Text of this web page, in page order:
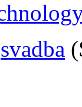
svadba